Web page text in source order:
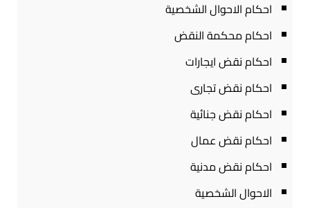
احكام الاحوال الشخصية
احكام محكمة النقض
احكام نقض ايجارات
احكام نقض تجارى
احكام نقض جنائية
احكام نقض عمال
احكام نقض مدنية
الاحوال الشخصية